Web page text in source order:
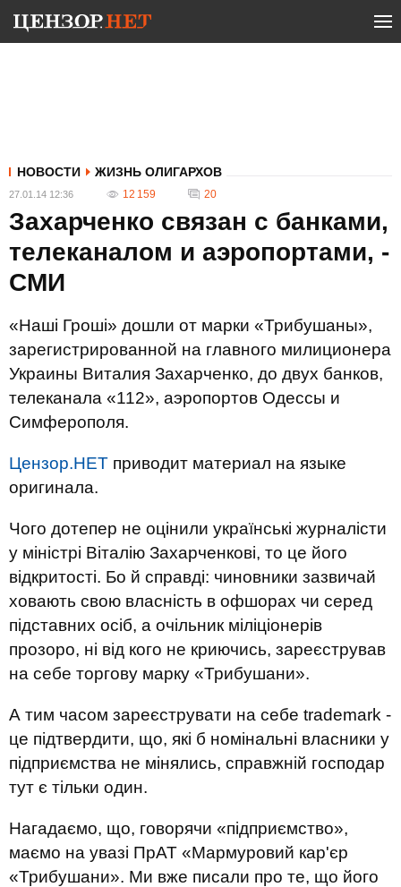
НОВОСТИ ЖИЗНЬ ОЛИГАРХОВ
27.01.14 12:36 12 159 20
Захарченко связан с банками,
телеканалом и аэропортами, -
СМИ
«Наші Гроші» дошли от марки «Трибушаны»,
зарегистрированной на главного милиционера
Украины Виталия Захарченко, до двух банков,
телеканала «112», аэропортов Одессы и
Симферополя.
Цензор.НЕТ приводит материал на языке
оригинала.
Чого дотепер не оцінили українські журналісти
у міністрі Віталію Захарченкові, то це його
відкритості. Бо й справді: чиновники зазвичай
ховають свою власність в офшорах чи серед
підставних осіб, а очільник міліціонерів
прозоро, ні від кого не криючись, зареєстрував
на себе торгову марку «Трибушани».
А тим часом зареєструвати на себе trademark -
це підтвердити, що, які б номінальні власники у
підприємства не мінялись, справжній господар
тут є тільки один.
Нагадаємо, що, говорячи «підприємство»,
маємо на увазі ПрАТ «Мармуровий кар'єр
«Трибушани». Ми вже писали про те, що його